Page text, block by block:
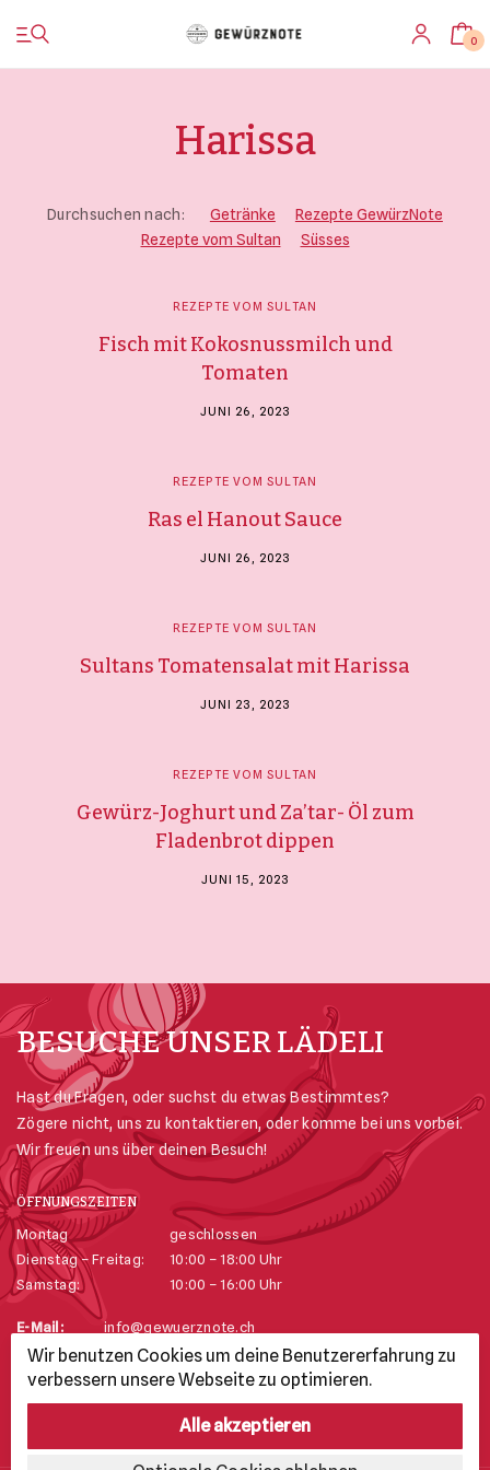
0
Harissa
Durchsuchen nach: Getränke
Rezepte GewürzNote
Rezepte vom Sultan
Süsses
REZEPTE VOM SULTAN
Fisch mit Kokosnussmilch und
Tomaten
JUNI 26, 2023
REZEPTE VOM SULTAN
Ras el Hanout Sauce
JUNI 26, 2023
REZEPTE VOM SULTAN
Sultans Tomatensalat mit Harissa
JUNI 23, 2023
REZEPTE VOM SULTAN
Gewürz-Joghurt und Za’tar- Öl zum
Fladenbrot dippen
JUNI 15, 2023
BESUCHE UNSER LÄDELI
Hast du Fragen, oder suchst du etwas Bestimmtes?
Zögere nicht, uns zu kontaktieren, oder komme bei uns vorbei.
Wir freuen uns über deinen Besuch!
ÖFFNUNGSZEITEN
Montag
geschlossen
Dienstag – Freitag:
10:00 – 18:00 Uhr
Samstag:
10:00 – 16:00 Uhr
E-Mail:
info@gewuerznote.ch
Telefon:
+41 52 625 74 23
Adresse:
Stadthausgasse 25, 8200 Schaffhausen
Bestellungen und Rücksendungen
Allgemeine Geschäftsbedingungen
Wir benutzen Cookies um deine Benutzererfahrung zu
verbessern unsere Webseite zu optimieren.
Alle akzeptieren